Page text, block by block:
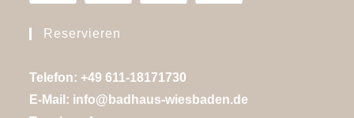
Reservieren
Telefon: +49 611-18171730
E-Mail: info@badhaus-wiesbaden.de